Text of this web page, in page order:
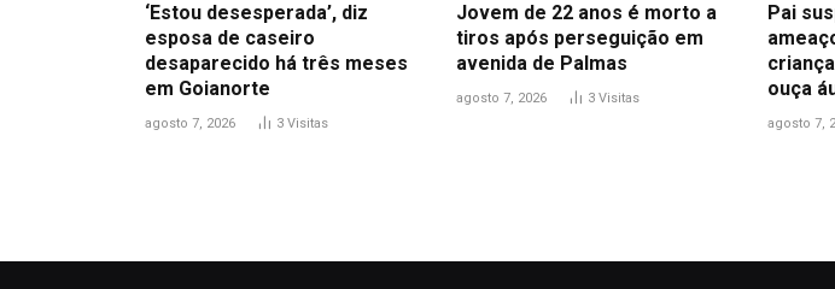
‘Estou desesperada’, diz
esposa de caseiro
desaparecido há três meses
em Goianorte
agosto 7, 2026 3 Visitas
Jovem de 22 anos é morto a
tiros após perseguição em
avenida de Palmas
agosto 7, 2026 3 Visitas
Pai
ouça
agosto 7,